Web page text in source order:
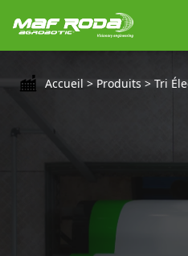
Accueil > Produits > Tri